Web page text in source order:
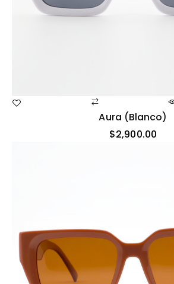
Aura (blanco)
$2,900.00